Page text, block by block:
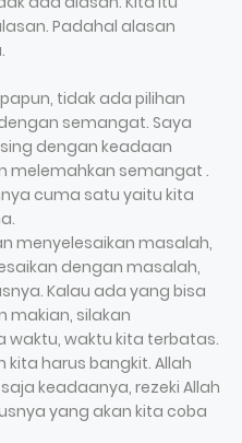
Padahal alasan
tidak ada pilihan
semangat. Saya
dengan keadaan
melemahkan semangat .
cuma satu yaitu kita
menyelesaikan masalah,
dengan masalah,
Kalau ada yang bisa
makian, silakan
waktu, waktu kita terbatas.
harus bangkit. Allah
keadaanya, rezeki Allah
yang akan kita coba